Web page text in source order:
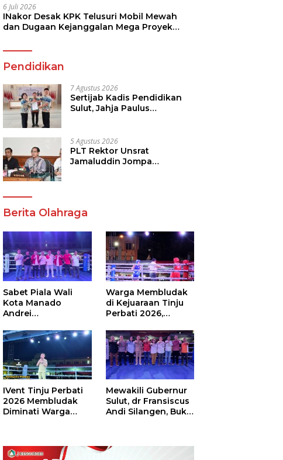
6 Juli 2026
INakor Desak KPK Telusuri Mobil Mewah
dan Dugaan Kejanggalan Mega Proyek
Pendidikan
7 Agustus 2026
Sertijab Kadis Pendidikan
Sulut, Jahja Paulus
Pendidikan
5 Agustus 2026
PLT Rektor Unsrat
Jamaluddin Jompa
Berita Olahraga
Sabet Piala Wali
Kota Manado
Andrei
Boxing Camp Juara
Umum Tinju Perbati
2026
Warga Membludak
di Kejuaraan Tinju
Perbati 2026,
Piala Wali Kota
IVent Tinju Perbati
2026 Membludak
Diminati Warga
Mewakili Gubernur
Sulut, dr Fransiscus
Andi Silangen, Buka
Piala Wali Kota